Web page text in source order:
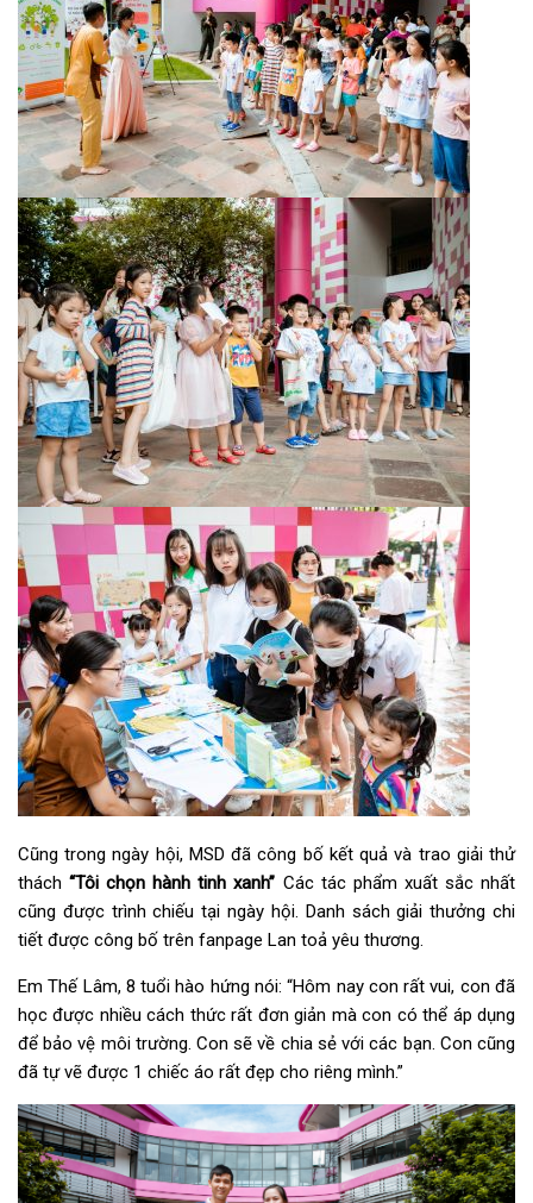
Cũng trong ngày hội, MSD đã công bố kết quả và trao giải thử
thách“Tôi chọn hành tinh xanh” Các tác phẩm xuất sắc nhất
cũng được trình chiếu tại ngày hội. Danh sách giải thưởng chi
tiết được công bố trên fanpage Lan toả yêu thương.
Em Thế Lâm, 8 tuổi hào hứng nói: “Hôm nay con rất vui, con đã
học được nhiều cách thức rất đơn giản mà con có thể áp dụng
để bảo vệ môi trường. Con sẽ về chia sẻ với các bạn. Con cũng
đã tự vẽ được 1 chiếc áo rất đẹp cho riêng mình.”